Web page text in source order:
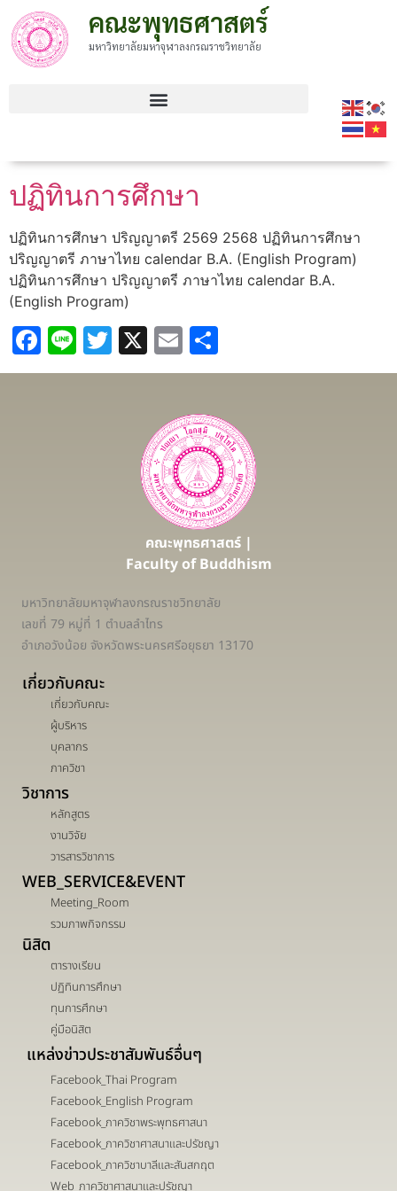
คณะพุทธศาสตร์
มหาวิทยาลัยมหาจุฬาลงกรณราชวิทยาลัย
ปฏิทินการศึกษา
ปฏิทินการศึกษา ปริญญาตรี 2569 2568 ปฏิทินการศึกษา
ปริญญาตรี ภาษาไทย calendar B.A. (English Program)
ปฏิทินการศึกษา ปริญญาตรี ภาษาไทย calendar B.A.
(English Program)
Facebook
LineTwitter
X Email
คณะพุทธศาสตร์ |
Faculty of Buddhism
มหาวิทยาลัยมหาจุฬาลงกรณราชวิทยาลัย
เลขที่ 79 หมู่ที่ 1 ตำบลลำไทร
อำเภอวังน้อย จังหวัดพระนครศรีอยุธยา 13170
เกี่ยวกับคณะ
เกี่ยวกับคณะ
ผู้บริหาร
บุคลากร
ภาควิชา
วิชาการ
หลักสูตร
งานวิจัย
วารสารวิชาการ
WEB_SERVICE&EVENT
Meeting_Room
รวมภาพกิจกรรม
นิสิต
ตารางเรียน
ปฏิทินการศึกษา
ทุนการศึกษา
คู่มือนิสิต
แหล่งข่าวประชาสัมพันธ์อื่นๆ
Facebook_Thai Program
Facebook_English Program
Facebook_ภาควิชาพระพุทธศาสนา
Facebook_ภาควิชาศาสนาและปรัชญา
Facebook_ภาควิชาบาลีและสันสกฤต
Web_ภาควิชาศาสนาและปรัชญา